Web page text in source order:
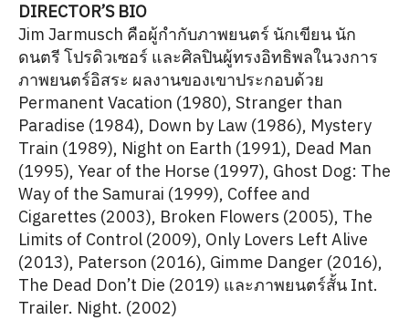
DIRECTOR’S BIO
Jim Jarmusch คือผู้กำกับภาพยนตร์ นักเขียน นัก
ดนตรี โปรดิวเซอร์ และศิลปินผู้ทรงอิทธิพลในวงการ
ภาพยนตร์อิสระ ผลงานของเขาประกอบด้วย
Permanent Vacation (1980), Stranger than
Paradise (1984), Down by Law (1986), Mystery
Train (1989), Night on Earth (1991), Dead Man
(1995), Year of the Horse (1997), Ghost Dog: The
Way of the Samurai (1999), Coffee and
Cigarettes (2003), Broken Flowers (2005), The
Limits of Control (2009), Only Lovers Left Alive
(2013), Paterson (2016), Gimme Danger (2016),
The Dead Don’t Die (2019) และภาพยนตร์สั้น Int.
Trailer. Night. (2002)